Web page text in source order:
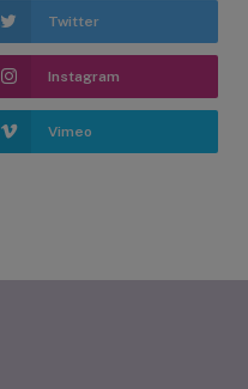
Twitter
Instagram
Vimeo